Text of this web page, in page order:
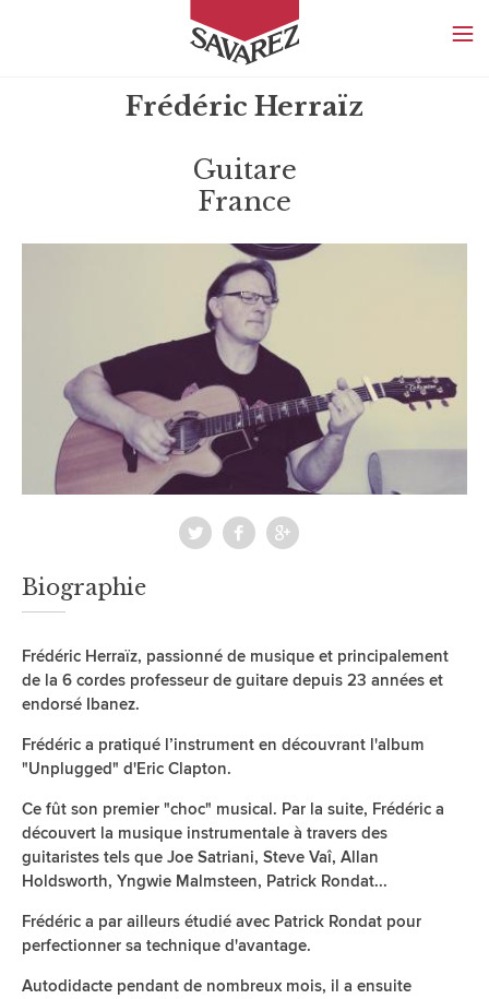
SAVAREZ
Frédéric Herraïz
Guitare
France
Biographie
Frédéric Herraïz, passionné de musique et principalement
de la 6 cordes professeur de guitare depuis 23 années et
endorsé Ibanez.
Frédéric a pratiqué l’instrument en découvrant l'album
"Unplugged" d'Eric Clapton.
Ce fût son premier "choc" musical. Par la suite, Frédéric a
découvert la musique instrumentale à travers des
guitaristes tels que Joe Satriani, Steve Vaî, Allan
Holdsworth, Yngwie Malmsteen, Patrick Rondat...
Frédéric a par ailleurs étudié avec Patrick Rondat pour
perfectionner sa technique d'avantage.
Autodidacte pendant de nombreux mois, il a ensuite